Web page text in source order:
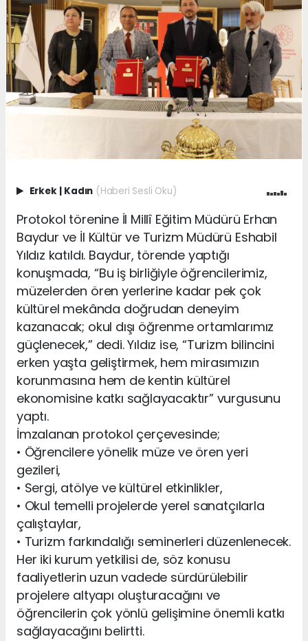
Erkek Kadın (Haberi Sesli Oku)
Protokol törenine İl Millî Eğitim Müdürü Erhan
Baydur ve İl Kültür ve Turizm Müdürü Eshabil
Yıldız katıldı. Baydur, törende yaptığı
konuşmada, “Bu iş birliğiyle öğrencilerimiz,
müzelerden ören yerlerine kadar pek çok
kültürel mekânda doğrudan deneyim
kazanacak; okul dışı öğrenme ortamlarımız
güçlenecek,” dedi. Yıldız ise, “Turizm bilincini
erken yaşta geliştirmek, hem mirasımızın
korunmasına hem de kentin kültürel
ekonomisine katkı sağlayacaktır” vurgusunu
yaptı.
İmzalanan protokol çerçevesinde;
• Öğrencilere yönelik müze ve ören yeri
gezileri,
• Sergi, atölye ve kültürel etkinlikler,
• Okul temelli projelerde yerel sanatçılarla
çalıştaylar,
• Turizm farkındalığı seminerleri düzenlenecek.
Her iki kurum yetkilisi de, söz konusu
faaliyetlerin uzun vadede sürdürülebilir
projelere altyapı oluşturacağını ve
öğrencilerin çok yönlü gelişimine önemli katkı
sağlayacağını belirtti.